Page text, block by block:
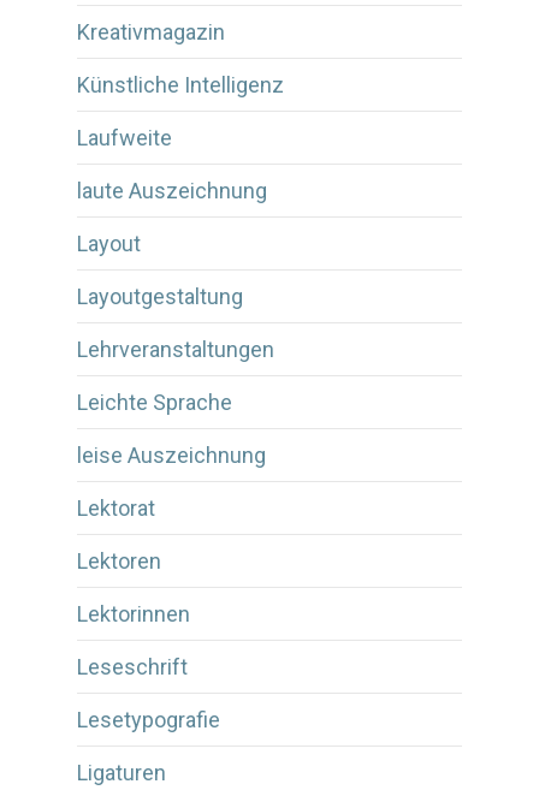
Kreativmagazin
Künstliche Intelligenz
Laufweite
laute Auszeichnung
Layout
Layoutgestaltung
Lehrveranstaltungen
Leichte Sprache
leise Auszeichnung
Lektorat
Lektoren
Lektorinnen
Leseschrift
Lesetypografie
Ligaturen